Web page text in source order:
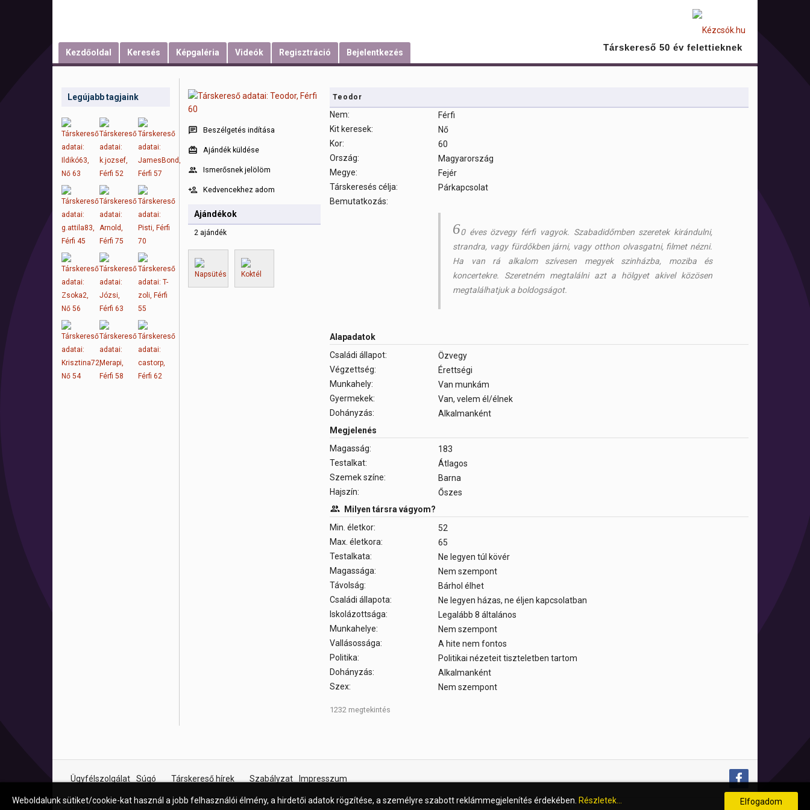
Kezdőoldal Keresés Képgaléria Videók Regisztráció Bejelentkezés Társkereső 50 év felettieknek
Legújabb tagjaink
Beszélgetés indítása
Ajándék küldése
Ismerősnek jelölöm
Kedvencekhez adom
Ajándékok
2 ajándék
Teodor
Nem:
Férfi
Kit keresek:
Nő
Kor:
60
Ország:
Magyarország
Megye:
Fejér
Társkeresés célja:
Párkapcsolat
Bemutatkozás:
60 éves özvegy férfi vagyok. Szabadidőmben szeretek kirándulni,
strandra, vagy fürdőkben járni, vagy otthon olvasgatni, filmet nézni.
Ha van rá alkalom szívesen megyek szinházba, moziba és
koncertekre. Szeretném megtalálni azt a hölgyet akivel közösen
megtalálhatjuk a boldogságot.
Alapadatok
Családi állapot:
Özvegy
Végzettség:
Érettségi
Munkahely:
Van munkám
Gyermekek:
Van, velem él/élnek
Dohányzás:
Alkalmanként
Megjelenés
Magasság:
183
Testalkat:
Átlagos
Szemek színe:
Barna
Hajszín:
Őszes
Milyen társra vágyom?
Min. életkor:
52
Max. életkora:
65
Testalkata:
Ne legyen túl kövér
Magassága:
Nem szempont
Távolság:
Bárhol élhet
Családi állapota:
Ne legyen házas, ne éljen kapcsolatban
Iskolázottsága:
Legalább 8 általános
Munkahelye:
Nem szempont
Vallásossága:
A hite nem fontos
Politika:
Politikai nézeteit tiszteletben tartom
Dohányzás:
Alkalmanként
Szex:
Nem szempont
1232 megtekintés
Ügyfélszolgálat Súgó Társkereső hírek Szabályzat Impresszum
Weboldalunk sütiket/cookie-kat használ a jobb felhasználói élmény, a hirdetői adatok rögzítése, a személyre szabott reklámmegjelenítés érdekében. Részletek... Elfogadom